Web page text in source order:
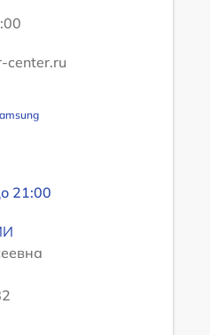
center.ru
21:00